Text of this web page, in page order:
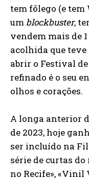
tem fôlego (e
um blockbuster,
vendem mais de
acolhida que teve
abrir o Festival
refinado é o seu
olhos e corações.
A longa anterior
de 2023, hoje
ser incluído na
série de curtas do
no Recife», «Vinil